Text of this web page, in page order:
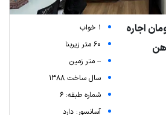
1 خواب
60 متر زیربنا
-- متر زمین
سال ساخت 1388
شماره طبقه: 6
آسانسور: دارد